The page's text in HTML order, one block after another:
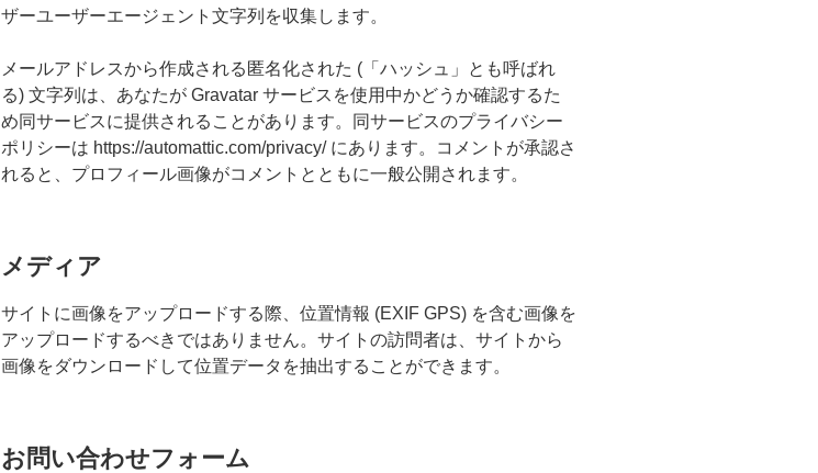
ザーユーザーエージェント文字列を収集します。
メールアドレスから作成される匿名化された (「ハッシュ」とも呼ばれ
る) 文字列は、あなたが Gravatar サービスを使用中かどうか確認するた
め同サービスに提供されることがあります。同サービスのプライバシー
ポリシーは https://automattic.com/privacy/ にあります。コメントが承認さ
れると、プロフィール画像がコメントとともに一般公開されます。
メディア
サイトに画像をアップロードする際、位置情報 (EXIF GPS) を含む画像を
アップロードするべきではありません。サイトの訪問者は、サイトから
画像をダウンロードして位置データを抽出することができます。
お問い合わせフォーム